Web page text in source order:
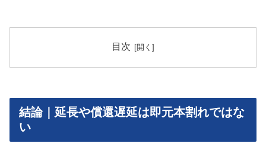
目次
結論｜延長や償還遅延は即元本割れではな
い